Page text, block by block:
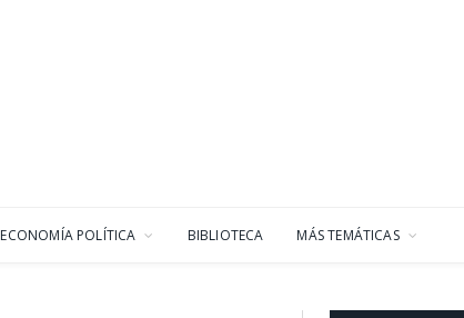
ECONOMÍA POLÍTICA BIBLIOTECA MÁS TEMÁTICAS